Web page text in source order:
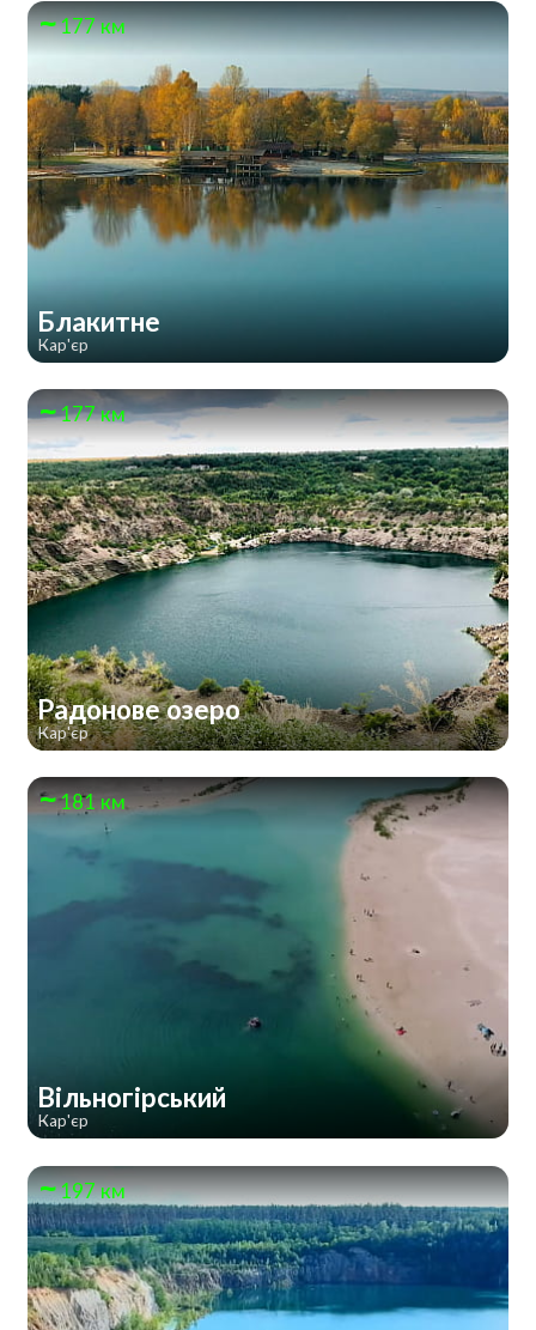
177 км
Блакитне
Кар'єр
177 км
Радонове озеро
Кар'єр
181 км
Вільногірський
Кар'єр
197 км